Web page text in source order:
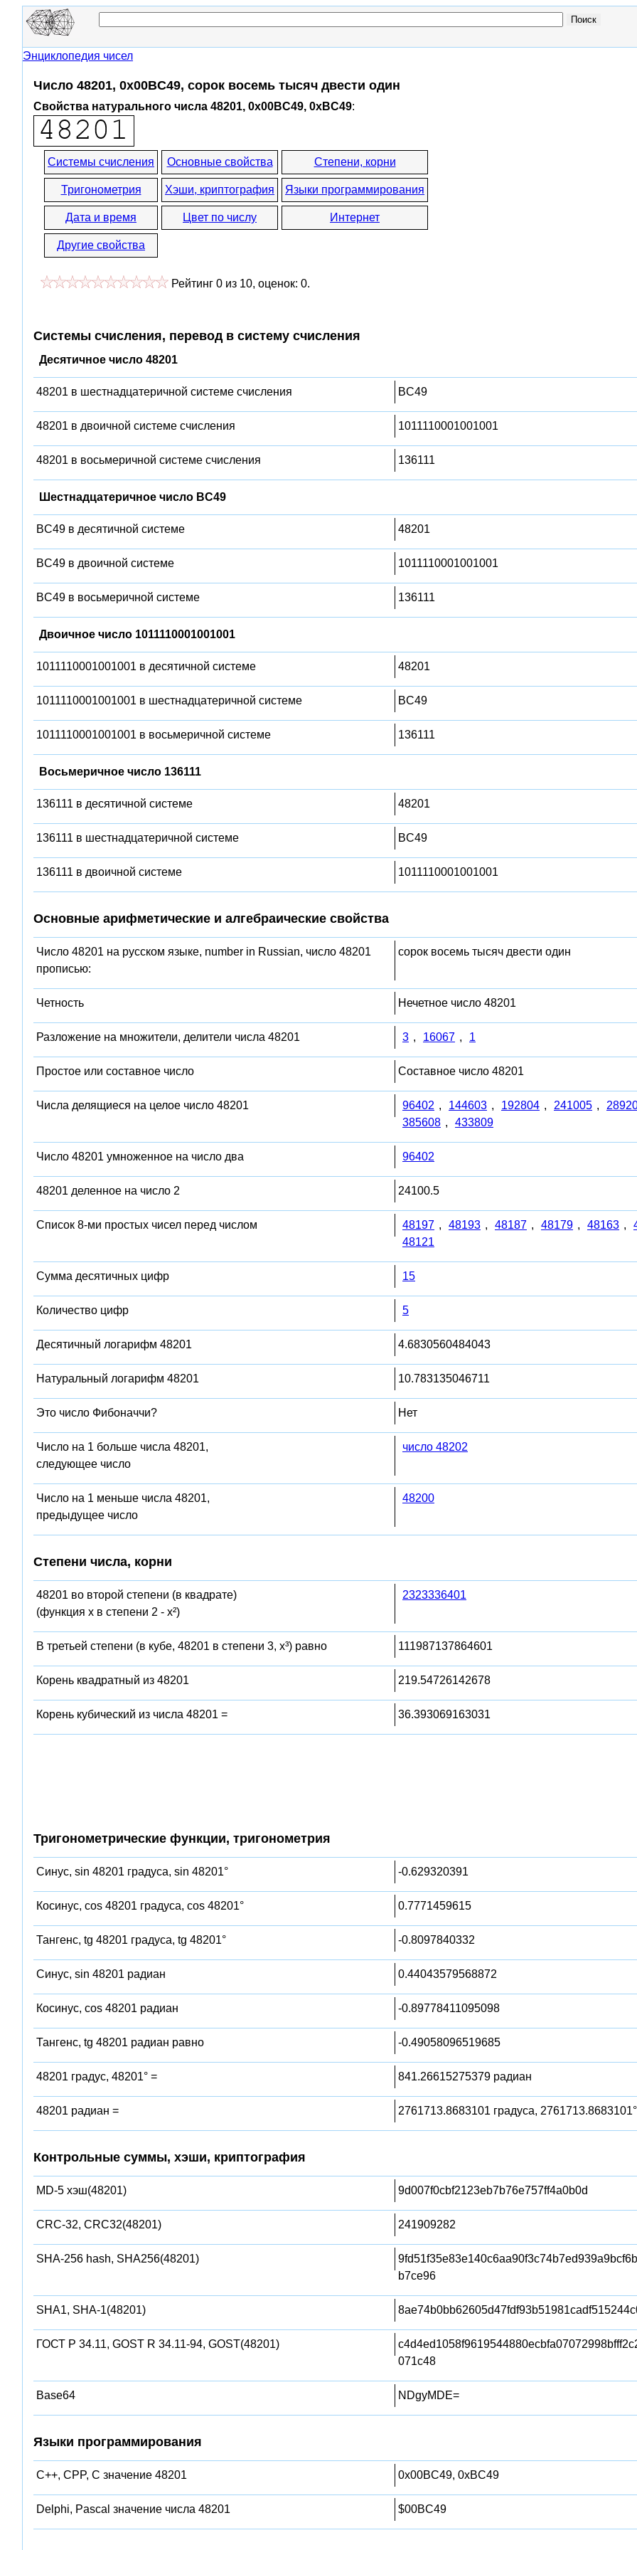
Энциклопедия чисел
Число 48201, 0x00BC49, сорок восемь тысяч двести один
Свойства натурального числа 48201, 0x00BC49, 0xBC49:
Системы счисления Основные свойства Степени, корни
Тригонометрия Хэши, криптография Языки программирования
Дата и время Цвет по числу Интернет
Другие свойства
Рейтинг 0 из 10, оценок: 0.
Системы счисления, перевод в систему счисления
Десятичное число 48201
48201 в шестнадцатеричной системе счисления BC49
48201 в двоичной системе счисления 1011110001001001
48201 в восьмеричной системе счисления 136111
Шестнадцатеричное число BC49
BC49 в десятичной системе 48201
BC49 в двоичной системе 1011110001001001
BC49 в восьмеричной системе 136111
Двоичное число 1011110001001001
1011110001001001 в десятичной системе 48201
1011110001001001 в шестнадцатеричной системе BC49
1011110001001001 в восьмеричной системе 136111
Восьмеричное число 136111
136111 в десятичной системе 48201
136111 в шестнадцатеричной системе BC49
136111 в двоичной системе 1011110001001001
Основные арифметические и алгебраические свойства
Число 48201 на русском языке, number in Russian, число 48201
прописью:
сорок восемь тысяч двести один
Четность Нечетное число 48201
Разложение на множители, делители числа 48201 3 , 16067 , 1
Простое или составное число Составное число 48201
Числа делящиеся на целое число 48201 96402 , 144603 , 192804 , 241005 ,
385608 , 433809
Число 48201 умноженное на число два 96402
48201 деленное на число 2 24100.5
Список 8-ми простых чисел перед числом 48197 , 48193 , 48187 , 48179 , 48163 ,
48121
Сумма десятичных цифр 15
Количество цифр 5
Десятичный логарифм 48201 4.6830560484043
Натуральный логарифм 48201 10.783135046711
Это число Фибоначчи? Нет
Число на 1 больше числа 48201,
следующее число
число 48202
Число на 1 меньше числа 48201,
предыдущее число
48200
Степени числа, корни
48201 во второй степени (в квадрате)
(функция x в степени 2 - x²)
2323336401
В третьей степени (в кубе, 48201 в степени 3, x³) равно 111987137864601
Корень квадратный из 48201 219.54726142678
Корень кубический из числа 48201 = 36.393069163031
Тригонометрические функции, тригонометрия
Синус, sin 48201 градуса, sin 48201° -0.629320391
Косинус, cos 48201 градуса, cos 48201° 0.7771459615
Тангенс, tg 48201 градуса, tg 48201° -0.8097840332
Синус, sin 48201 радиан 0.44043579568872
Косинус, cos 48201 радиан -0.89778411095098
Тангенс, tg 48201 радиан равно -0.49058096519685
48201 градус, 48201° = 841.26615275379 радиан
48201 радиан = 2761713.8683101 градуса, 2761713.8683101°
Контрольные суммы, хэши, криптография
MD-5 хэш(48201) 9d007f0cbf2123eb7b76e757ff4a0b0d
CRC-32, CRC32(48201) 241909282
SHA-256 hash, SHA256(48201)
b7ce96
SHA1, SHA-1(48201)
ГОСТ Р 34.11, GOST R 34.11-94, GOST(48201)
071c48
Base64 NDgyMDE=
Языки программирования
C++, CPP, C значение 48201 0x00BC49, 0xBC49
Delphi, Pascal значение числа 48201 $00BC49